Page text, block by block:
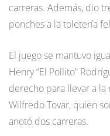
carreras. Además, dio
ponches a la toletería
El juego se mantuvo
Henry “El Pollito”
derecho para llevar a la
Wilfredo Tovar, quien
anotó dos carreras.